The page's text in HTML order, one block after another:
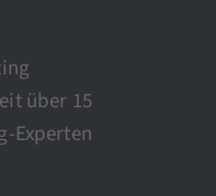
über 15
Experten